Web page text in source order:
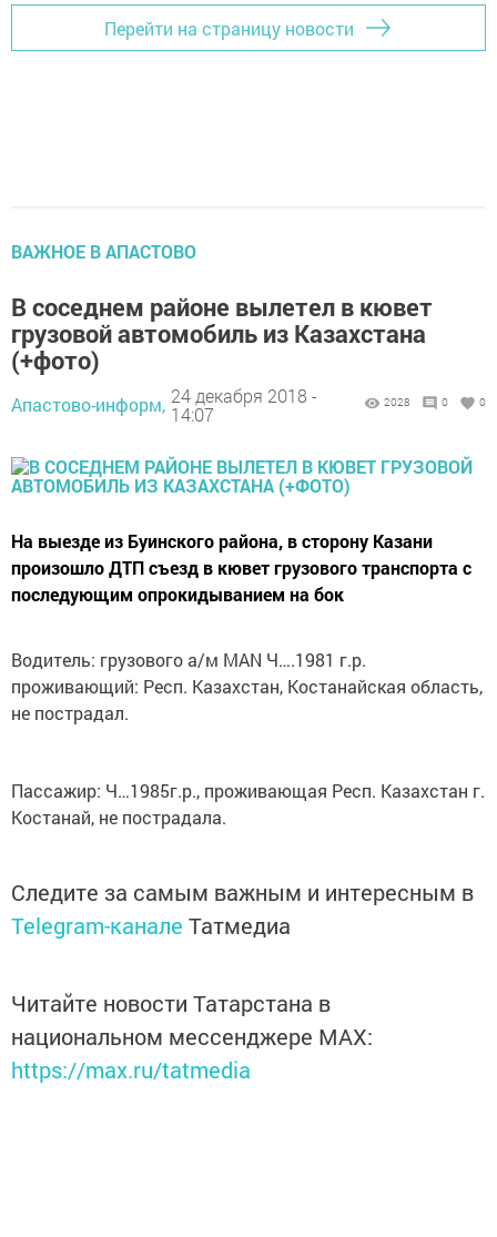
Перейти на страницу новости
ВАЖНОЕ В АПАСТОВО
В соседнем районе вылетел в кювет
грузовой автомобиль из Казахстана
(+фото)
Апастово-информ, 24 декабря 2018 -
14:07
2028 0 0
На выезде из Буинского района, в сторону Казани
произошло ДТП съезд в кювет грузового транспорта с
последующим опрокидыванием на бок
Водитель: грузового а/м MAN Ч….1981 г.р.
проживающий: Респ. Казахстан, Костанайская область,
не пострадал.
Пассажир: Ч…1985г.р., проживающая Респ. Казахстан г.
Костанай, не пострадала.
Следите за самым важным и интересным в
Telegram-канале Татмедиа
Читайте новости Татарстана в
национальном мессенджере MАХ:
https://max.ru/tatmedia